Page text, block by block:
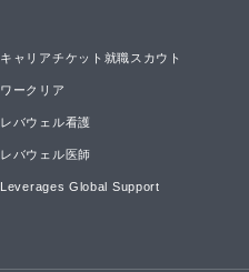
キャリアチケット就職スカウト
ワークリア
レバウェル看護
レバウェル医師
Leverages Global Support